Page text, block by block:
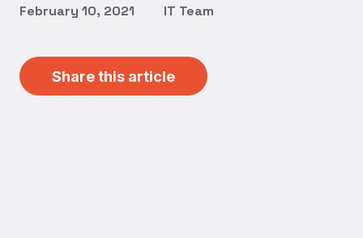
February 10, 2021 IT Team
Share this article